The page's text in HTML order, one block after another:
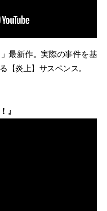
最新作。実際の事件を基
【炎上】サスペンス。
』